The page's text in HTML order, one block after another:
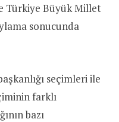
Türkiye Büyük Millet
sonucunda
seçimleri ile
farklı
bazı